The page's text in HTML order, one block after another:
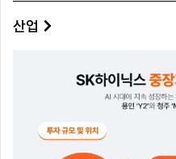
산업